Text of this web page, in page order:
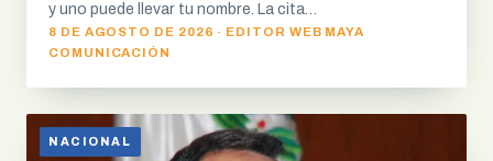
y uno puede llevar tu nombre. La cita…
8 DE AGOSTO DE 2026 · EDITOR WEB MAYA
COMUNICACIÓN
NACIONAL